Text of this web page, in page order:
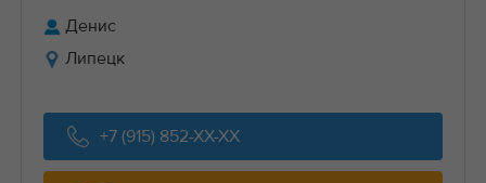
Денис
Липецк
+7 (915) 852-XX-XX